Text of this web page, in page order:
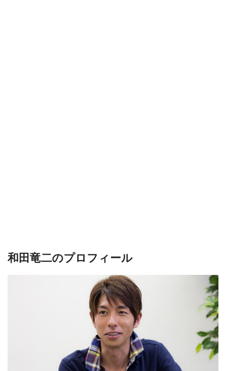
和田竜二のプロフィール